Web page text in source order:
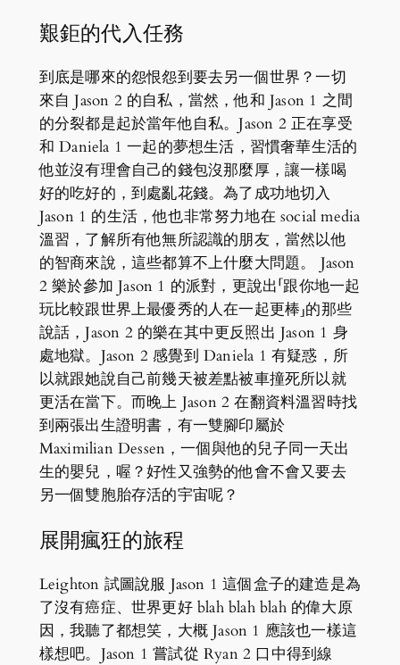
艱鉅的代入任務
到底是哪來的怨恨怨到要去另一個世界？一切
來自 Jason 2 的自私，當然，他和 Jason 1 之間
的分裂都是起於當年他自私。Jason 2 正在享受
和 Daniela 1 一起的夢想生活，習慣奢華生活的
他並沒有理會自己的錢包沒那麼厚，讓一樣喝
好的吃好的，到處亂花錢。為了成功地切入
Jason 1 的生活，他也非常努力地在 social media
溫習，了解所有他無所認識的朋友，當然以他
的智商來說，這些都算不上什麼大問題。 Jason
2 樂於參加 Jason 1 的派對，更說出「跟你地一起
玩比較跟世界上最優秀的人在一起更棒」的那些
說話，Jason 2 的樂在其中更反照出 Jason 1 身
處地獄。Jason 2 感覺到 Daniela 1 有疑惑，所
以就跟她說自己前幾天被差點被車撞死所以就
更活在當下。而晚上 Jason 2 在翻資料溫習時找
到兩張出生證明書，有一雙腳印屬於
Maximilian Dessen，一個與他的兒子同一天出
生的嬰兒，喔？好性又強勢的他會不會又要去
另一個雙胞胎存活的宇宙呢？
展開瘋狂的旅程
Leighton 試圖說服 Jason 1 這個盒子的建造是為
了沒有癌症、世界更好 blah blah blah 的偉大原
因，我聽了都想笑，大概 Jason 1 應該也一樣這
樣想吧。Jason 1 嘗試從 Ryan 2 口中得到線